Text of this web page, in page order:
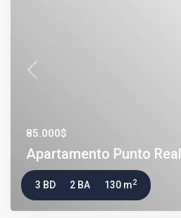
Previous
85.000$
Apartamento Punto Real
3 BD 2 BA 130 m2